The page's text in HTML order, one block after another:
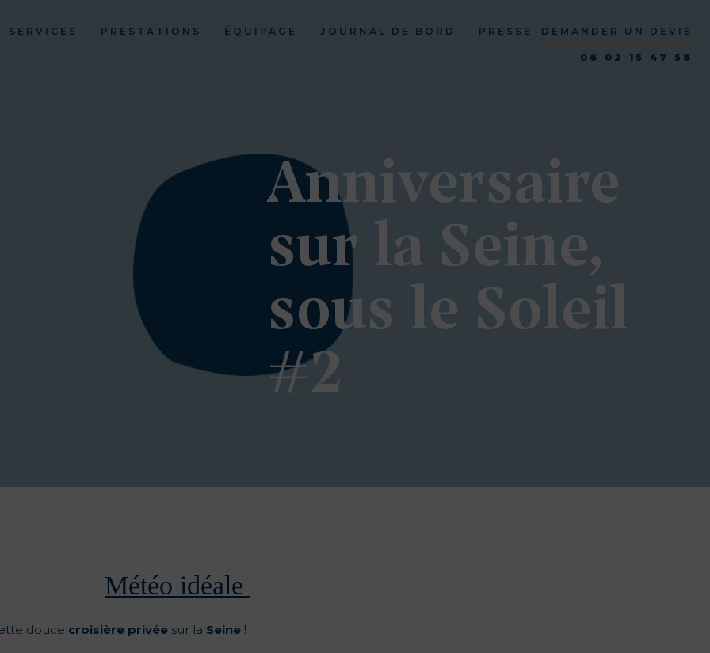
SERVICES PRESTATIONS ÉQUIPAGE JOURNAL DE BORD PRESSE DEMANDER UN DEVIS
06 02 15 47 58
Anniversaire
sur la Seine,
sous le Soleil
#2
Météo idéale
douce croisière privée sur la Seine !